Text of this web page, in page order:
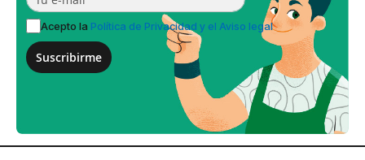
Acepto la Política de Privacidad y el Aviso legal
Suscribirme